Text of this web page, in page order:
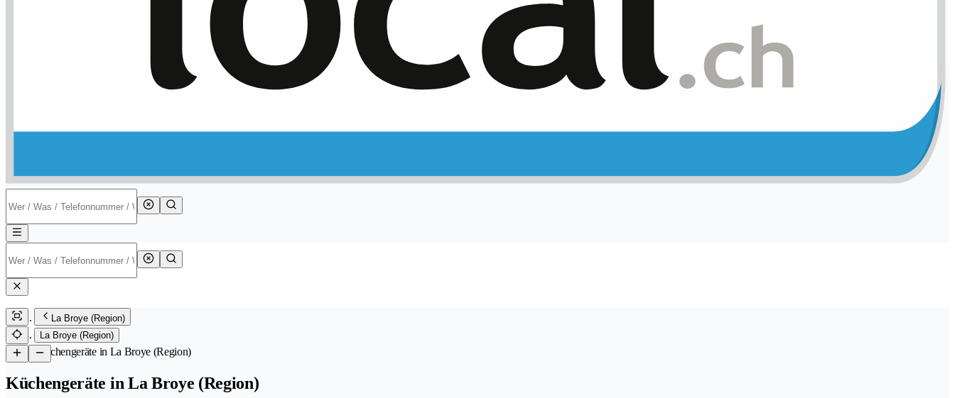
La Broye (Region)
La Broye (Region)
/Küchengeräte in La Broye (Region)
Küchengeräte in La Broye (Region)